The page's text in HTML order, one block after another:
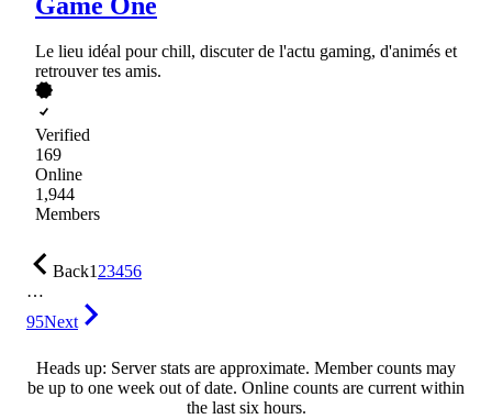
Le lieu idéal pour chill, discuter de l'actu gaming, d'animés et
retrouver tes amis.
Verified
169
Online
1,944
Members
Back123456
…
95Next
Heads up: Server stats are approximate. Member counts may
be up to one week out of date. Online counts are current within
the last six hours.